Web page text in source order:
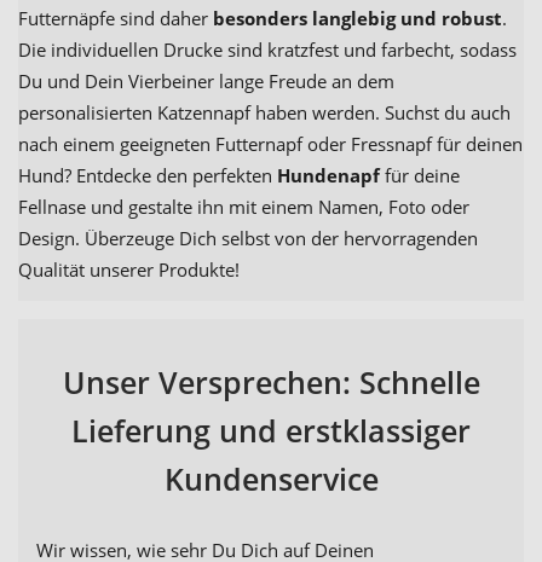
Futternäpfe sind daher besonders langlebig und robust.
Die individuellen Drucke sind kratzfest und farbecht, sodass
Du und Dein Vierbeiner lange Freude an dem
personalisierten Katzennapf haben werden. Suchst du auch
nach einem geeigneten Futternapf oder Fressnapf für deinen
Hund? Entdecke den perfekten Hundenapffür deine
Fellnase und gestalte ihn mit einem Namen, Foto oder
Design. Überzeuge Dich selbst von der hervorragenden
Qualität unserer Produkte!
Unser Versprechen: Schnelle
Lieferung und erstklassiger
Kundenservice
Wir wissen, wie sehr Du Dich auf Deinen